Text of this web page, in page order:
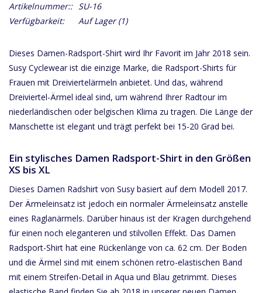
Artikelnummer:: SU-16
Verfügbarkeit:
Auf Lager(1)
Dieses Damen-Radsport-Shirt wird Ihr Favorit im Jahr 2018 sein.
Susy Cyclewear ist die einzige Marke, die Radsport-Shirts für
Frauen mit Dreiviertelärmeln anbietet. Und das, während
Dreiviertel-Ärmel ideal sind, um während Ihrer Radtour im
niederländischen oder belgischen Klima zu tragen. Die Länge der
Manschette ist elegant und trägt perfekt bei 15-20 Grad bei.
Ein stylisches Damen Radsport-Shirt in den Größen
XS bis XL
Dieses Damen Radshirt von Susy basiert auf dem Modell 2017.
Der Ärmeleinsatz ist jedoch ein normaler Ärmeleinsatz anstelle
eines Raglanärmels. Darüber hinaus ist der Kragen durchgehend
für einen noch eleganteren und stilvollen Effekt. Das Damen
Radsport-Shirt hat eine Rückenlänge von ca. 62 cm. Der Boden
und die Ärmel sind mit einem schönen retro-elastischen Band
mit einem Streifen-Detail in Aqua und Blau getrimmt. Dieses